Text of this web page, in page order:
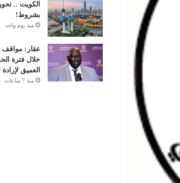
الكويت ..
بشروط!
منذ يوم واحد
عقار: مواقف
خلال فترة
العميق
منذ 7 ساعات